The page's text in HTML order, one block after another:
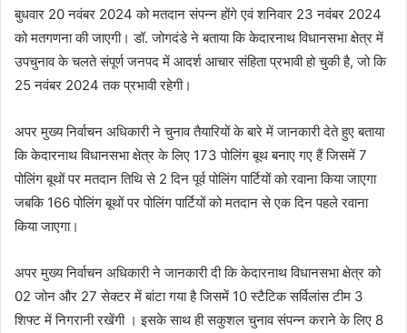
बुधवार 20 नवंबर 2024 को मतदान संपन्न होंगे एवं शनिवार 23 नवंबर 2024
को मतगणना की जाएगी। डॉ. जोगदंडे ने बताया कि केदारनाथ विधानसभा क्षेत्र में
उपचुनाव के चलते संपूर्ण जनपद में आदर्श आचार संहिता प्रभावी हो चुकी है, जो कि
25 नवंबर 2024 तक प्रभावी रहेगी।
अपर मुख्य निर्वाचन अधिकारी ने चुनाव तैयारियों के बारे में जानकारी देते हुए बताया
कि केदारनाथ विधानसभा क्षेत्र के लिए 173 पोलिंग बूथ बनाए गए हैं जिसमें 7
पोलिंग बूथों पर मतदान तिथि से 2 दिन पूर्व पोलिंग पार्टियों को रवाना किया जाएगा
जबकि 166 पोलिंग बूथों पर पोलिंग पार्टियों को मतदान से एक दिन पहले रवाना
किया जाएगा।
अपर मुख्य निर्वाचन अधिकारी ने जानकारी दी कि केदारनाथ विधानसभा क्षेत्र को
02 जोन और 27 सेक्टर में बांटा गया है जिसमें 10 स्टैटिक सर्विलांस टीम 3
शिफ्ट में निगरानी रखेंगी । इसके साथ ही सकुशल चुनाव संपन्न कराने के लिए 8